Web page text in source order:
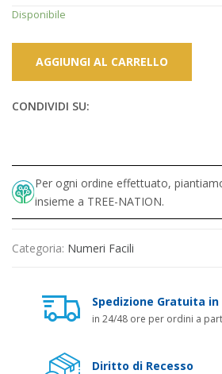
Disponibile
AGGIUNGI AL CARRELLO
CONDIVIDI SU:
Per ogni ordine effettuato,
insieme a TREE-NATION.
Categoria: Numeri Facili
Spedizione Gratuita
in 24/48 ore per ordini a
Diritto di Recesso